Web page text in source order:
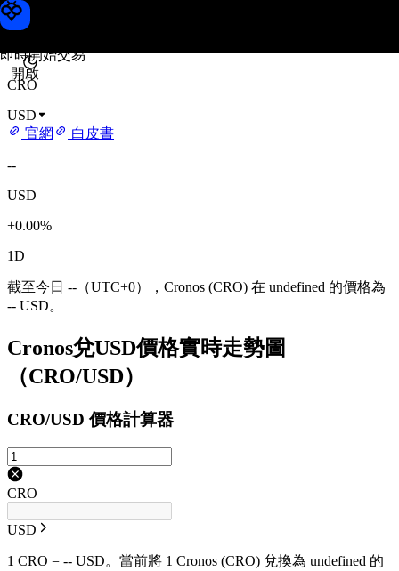
即時開始交易
開啟
Cronos 價格
CRO
USD
官網
白皮書
--
USD
+0.00%
1D
截至今日 --（UTC+0），Cronos (CRO) 在 undefined 的價格為
-- USD。
Cronos兌USD價格實時走勢圖
（CRO/USD）
CRO/USD 價格計算器
CRO
USD
1 CRO = -- USD。當前將 1 Cronos (CRO) 兌換為 undefined 的